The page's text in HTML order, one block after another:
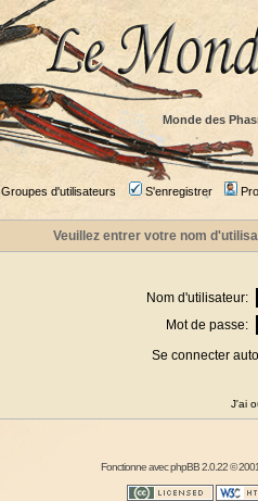
Monde des
Groupes d'utilisateurs S'enregistrer
Veuillez entrer votre nom
Nom d'utilisateur:
Mot de passe:
Se connecter
J'ai
Fonctionne avecphpBB2.0.22 ©